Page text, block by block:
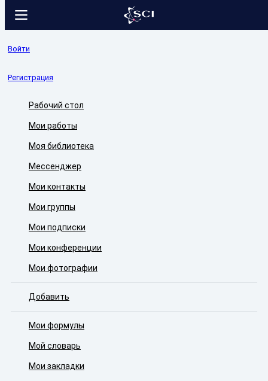
Войти
Регистрация
Рабочий стол
Мои работы
Моя библиотека
Мессенджер
Мои контакты
Мои группы
Мои подписки
Мои конференции
Мои фотографии
Добавить
Мои формулы
Мой словарь
Мои закладки